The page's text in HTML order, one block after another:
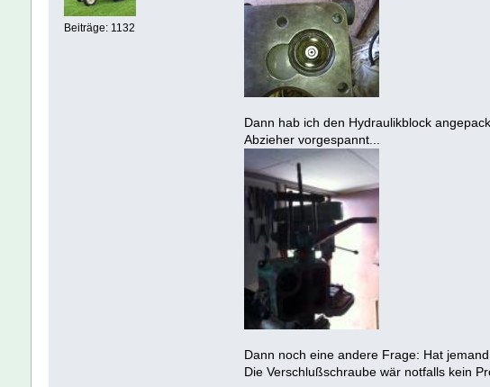
Beiträge: 1132
Dann hab ich den Hydraulikblock
Abzieher vorgespannt...
Dann noch eine andere Frage: Hat
Die Verschlußschraube wär notfalls kein